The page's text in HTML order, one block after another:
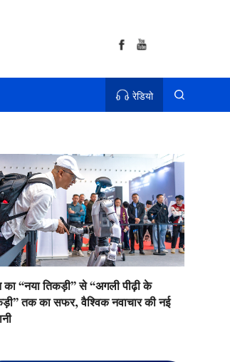
रेडियो
का “नया तिकड़ी” से “अगली पीढ़ी के
तक का सफर, वैश्विक नवाचार की नई